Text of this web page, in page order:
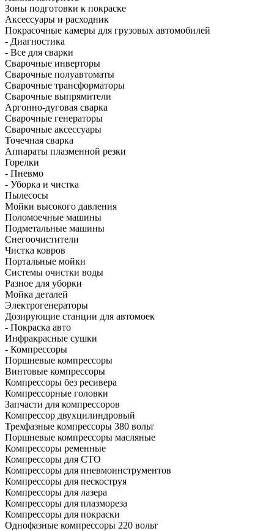
Зоны подготовки к покраске
Аксессуары и расходник
Покрасочные камеры для грузовых автомобилей
- Диагностика
- Все для сварки
Сварочные инверторы
Сварочные полуавтоматы
Сварочные трансформаторы
Сварочные выпрямители
Аргонно-дуговая сварка
Сварочные генераторы
Сварочные аксессуары
Точечная сварка
Аппараты плазменной резки
Горелки
- Пневмо
- Уборка и чистка
Пылесосы
Мойки высокого давления
Поломоечные машины
Подметальные машины
Снегоочистители
Чистка ковров
Портальные мойки
Системы очистки воды
Разное для уборки
Мойка деталей
Электрогенераторы
Дозирующие станции для автомоек
- Покраска авто
Инфракрасные сушки
- Компрессоры
Поршневые компрессоры
Винтовые компрессоры
Компрессоры без ресивера
Компрессорные головки
Запчасти для компрессоров
Компрессор двухцилиндровый
Трехфазные компрессоры 380 вольт
Поршневые компрессоры масляные
Компрессоры ременные
Компрессоры для СТО
Компрессоры для пневмоинструментов
Компрессоры для пескоструя
Компрессоры для лазера
Компрессоры для плазмореза
Компрессоры для покраски
Однофазные компрессоры 220 вольт